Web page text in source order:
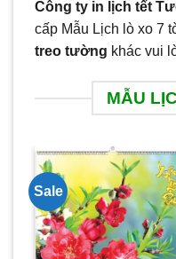
Công ty in lịch tết
cấp Mẫu Lịch lò xo 7
treo tường khác vui
MẪU
Sale